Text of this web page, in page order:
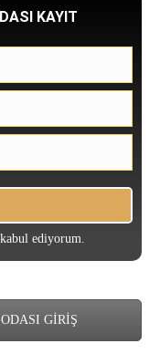
KAYIT
ediyorum.
GİRİŞ